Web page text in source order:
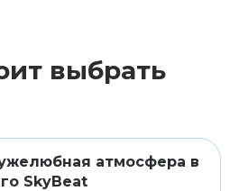
выбрать
атмосфера в
SkyBeat